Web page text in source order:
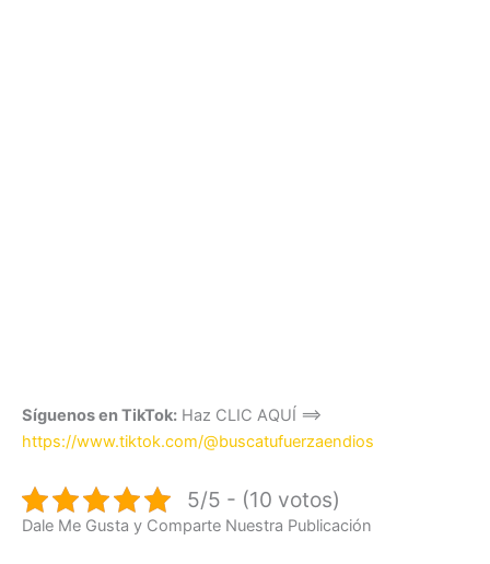
Síguenos en TikTok: Haz CLIC AQUÍ ==>
https://www.tiktok.com/@buscatufuerzaendios
5/5 - (10 votos)
Dale Me Gusta y Comparte Nuestra Publicación